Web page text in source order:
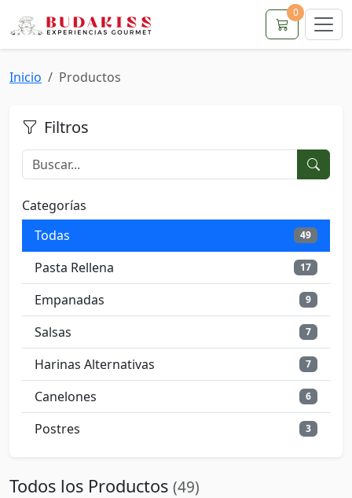
0
Inicio Productos
Filtros
Categorías
Todas
49
Pasta Rellena 17
Empanadas 9
Salsas 7
Harinas Alternativas 7
Canelones 6
Postres 3
Todos los Productos (49)